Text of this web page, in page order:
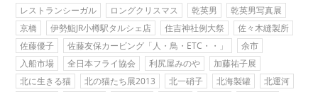
レストランシーガル
ロングクリスマス 乾英男
乾英男写真展
京橋
伊勢鮨JR小樽駅タルシェ店 住吉神社例大祭
佐々木縫製所
佐藤優子
佐藤友保カービング「人・鳥・ETC・・」
余市
入船市場
全日本フライ協会 利尻屋みのや
加藤祐子展
北に生きる猫
北の猫たち展2013 北一硝子 北海製罐
北運河